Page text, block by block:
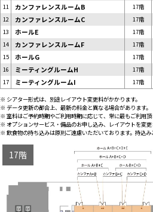
11 カンファレンスルームB 17階
12 カンファレンスルームC 17階
13 ホールE 17階
14 カンファレンスルームF 17階
15 ホールG 17階
16 ミーティングルームH 17階
17 ミーティングルームI 17階
※ シアター形式は、別途レイアウト変更料がかかります。
※ データ更新の都合上、最新の料金と異なる場合があります。
※ 室料はご予約時期やご利用時期に応じて、常に最もご利用
※ オプションサービス・備品のお申し込み、レイアウトを変
※ 飲食物の持ち込みは原則ご遠慮いただいております。持込
17階